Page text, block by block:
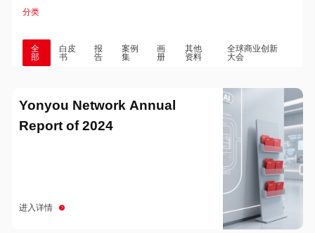
分类
全
部
白皮
书
报
告
案例
集
画
册
其他
资料
全球商业创新
大会
Yonyou Network Annual
Report of 2024
进入详情